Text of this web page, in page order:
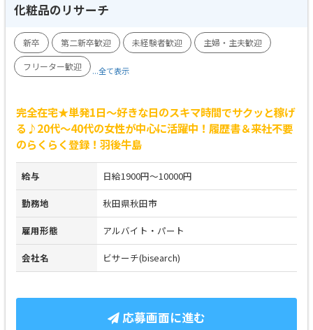
化粧品のリサーチ
新卒 第二新卒歓迎 未経験者歓迎
主婦・主夫歓迎
フリーター歓迎
...全て表示
完全在宅★単発1日～好きな日のスキマ時間でサクッと稼げ
る♪20代～40代の女性が中心に活躍中！履歴書＆来社不要
のらくらく登録！羽後牛島
給与 日給1900円～10000円
勤務地 秋田県秋田市
雇用形態 アルバイト・パート
会社名 ビサーチ(bisearch)
応募画面に進む